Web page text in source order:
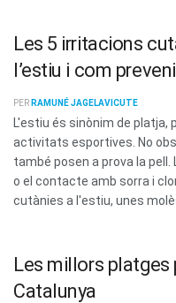
Les 5 irritacions
l’estiu i com
PER RAMUNÉ JAGELAVICUTE
L'estiu és sinònim de platja,
activitats esportives. No
també posen a prova la
o el contacte amb sorra i
cutànies a l'estiu, unes
Les millors platges
Catalunya